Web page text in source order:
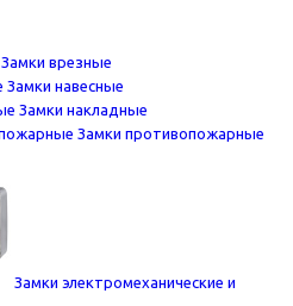
Замки врезные
Замки навесные
Замки накладные
Замки противопожарные
Замки электромеханические и